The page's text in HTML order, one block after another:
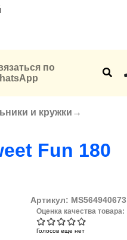
по
и кружки →
Fun 180
Артикул: MS564940673
Оценка качества товара:
Голосов еще нет